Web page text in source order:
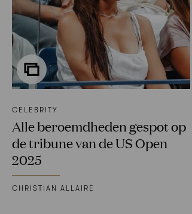
CELEBRITY
Alle beroemdheden gespot op
de tribune van de US Open
2025
CHRISTIAN ALLAIRE